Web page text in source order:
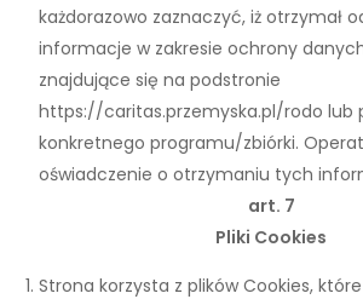
każdorazowo zaznaczyć, iż otrzymał
informacje w zakresie ochrony
znajdujące się na podstronie
https://caritas.przemyska.pl/rodo lub
konkretnego programu/zbiórki.
oświadczenie o otrzymaniu tych
art. 7
Pliki Cookies
Strona korzysta z plików Cookies,